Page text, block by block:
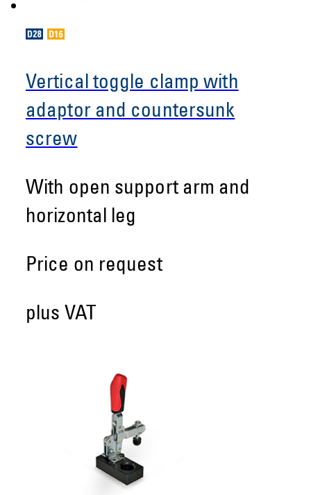
Vertical toggle clamp with
adaptor and countersunk
screw
With open support arm and
horizontal leg
Price on request
plus VAT